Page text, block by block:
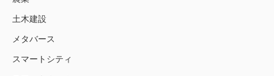
土木建設
メタバース
スマートシティ